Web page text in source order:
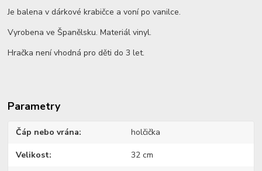
Je balena v dárkové krabičce a voní po vanilce.
Vyrobena ve Španělsku. Materiál vinyl.
Hračka není vhodná pro děti do 3 let.
Parametry
Čáp nebo vrána holčička
Velikost 32 cm